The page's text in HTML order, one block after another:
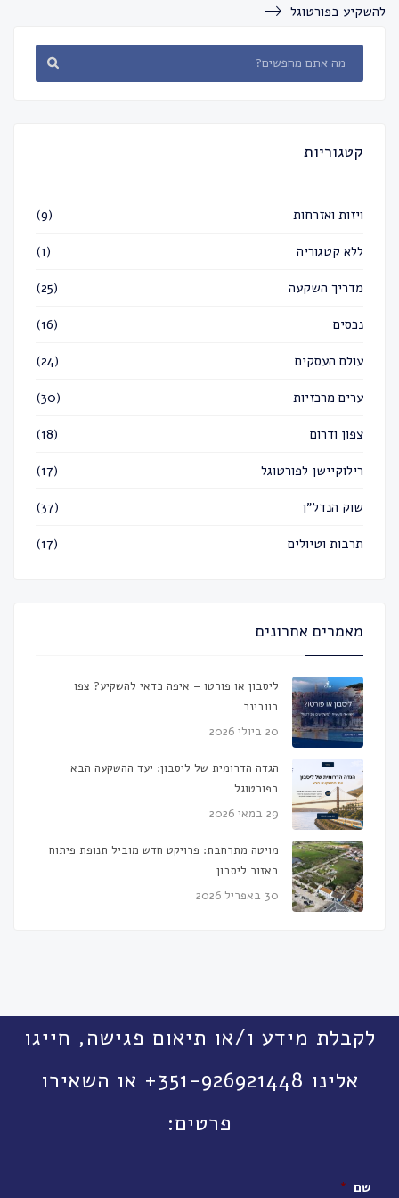
להשקיע בפורטוגל
קטגוריות
ויזות ואזרחות (9)
ללא קטגוריה (1)
מדריך השקעה (25)
נכסים (16)
עולם העסקים (24)
ערים מרכזיות (30)
צפון ודרום (18)
רילוקיישן לפורטוגל (17)
שוק הנדל״ן (37)
תרבות וטיולים (17)
מאמרים אחרונים
ליסבון או פורטו – איפה כדאי להשקיע? צפו
בוובינר
20 ביולי 2026
הגדה הדרומית של ליסבון: יעד ההשקעה הבא
בפורטוגל
29 במאי 2026
מויטה מתרחבת: פרויקט חדש מוביל תנופת פיתוח
באזור ליסבון
30 באפריל 2026
לקבלת מידע ו/או תיאום פגישה, חייגו
אלינו 351-926921448+ או השאירו
פרטים:
שם *